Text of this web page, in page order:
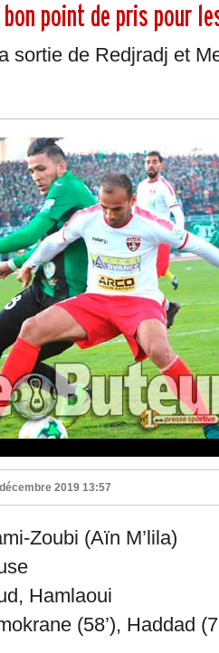
bon point de pris pour
sortie de Redjradj et
2019 13:57
Zoubi (Aïn M’lila)
Hamlaoui
(58’), Haddad